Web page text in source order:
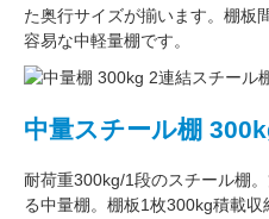
た奥行サイズが揃います。 棚板
容易な中軽量棚です。
中量スチール棚
耐荷重300kg/1段のスチール棚
る中量棚。 棚板1枚300kg積載収